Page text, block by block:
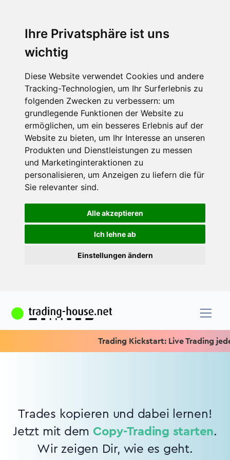
Ihre Privatsphäre ist uns
wichtig
Diese Website verwendet Cookies und andere
Tracking-Technologien, um Ihr Surferlebnis zu
folgenden Zwecken zu verbessern: um
grundlegende Funktionen der Website zu
ermöglichen, um ein besseres Erlebnis auf der
Website zu bieten, um Ihr Interesse an unseren
Produkten und Dienstleistungen zu messen
und Marketinginteraktionen zu
personalisieren, um Anzeigen zu liefern die für
Sie relevanter sind.
Alle akzeptieren
Ich lehne ab
Einstellungen ändern
Trading Kickstart: Live Trading
Trades kopieren und dabei lernen!
Jetzt mit dem Copy-Trading starten.
Wir zeigen Dir, wie es geht.